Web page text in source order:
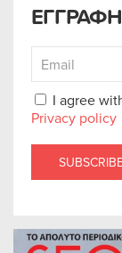
ΕΓΓΡΑΦΗ
I agree
Privacy policy